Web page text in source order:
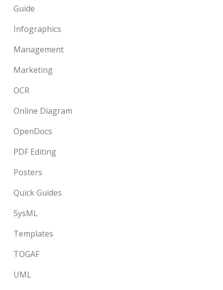
Guide
Infographics
Management
Marketing
OCR
Online Diagram
OpenDocs
PDF Editing
Posters
Quick Guides
SysML
Templates
TOGAF
UML